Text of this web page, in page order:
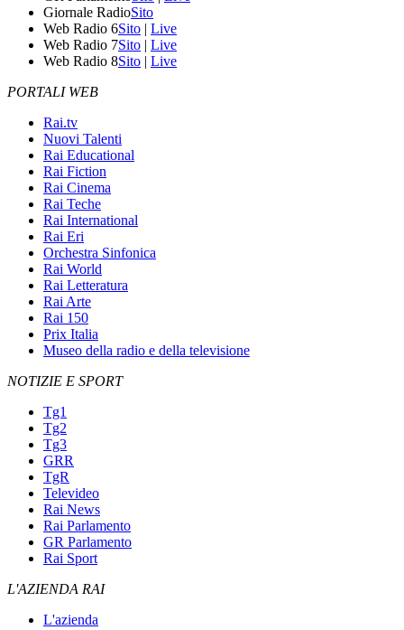
Giornale RadioSito
Web Radio 6Sito | Live
Web Radio 7Sito | Live
Web Radio 8Sito | Live
PORTALI WEB
Rai.tv
Nuovi Talenti
Rai Educational
Rai Fiction
Rai Cinema
Rai Teche
Rai International
Rai Eri
Orchestra Sinfonica
Rai World
Rai Letteratura
Rai Arte
Rai 150
Prix Italia
Museo della radio e della televisione
NOTIZIE E SPORT
Tg1
Tg2
Tg3
GRR
TgR
Televideo
Rai News
Rai Parlamento
GR Parlamento
Rai Sport
L'AZIENDA RAI
L'azienda